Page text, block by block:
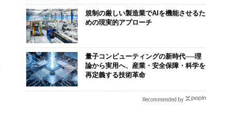
規制の厳しい製造業でAIを機能させるた
めの現実的アプローチ
量子コンピューティングの新時代──理
論から実用へ、産業・安全保障・科学を
再定義する技術革命
Recommended by